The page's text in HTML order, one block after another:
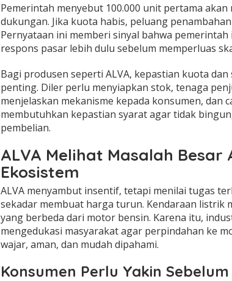
Pemerintah menyebut 100.000 unit pertama akan
dukungan. Jika kuota habis, peluang
Pernyataan ini memberi sinyal bahwa
respons pasar lebih dulu sebelum memperluas
Bagi produsen seperti ALVA, kepastian kuota dan
penting. Diler perlu menyiapkan stok, tenaga
menjelaskan mekanisme kepada konsumen, dan
membutuhkan kepastian syarat agar tidak
pembelian.
ALVA Melihat Masalah Besar
Ekosistem
ALVA menyambut insentif, tetapi menilai tugas
sekadar membuat harga turun. Kendaraan listrik
yang berbeda dari motor bensin. Karena itu,
mengedukasi masyarakat agar perpindahan ke
wajar, aman, dan mudah dipahami.
Konsumen Perlu Yakin